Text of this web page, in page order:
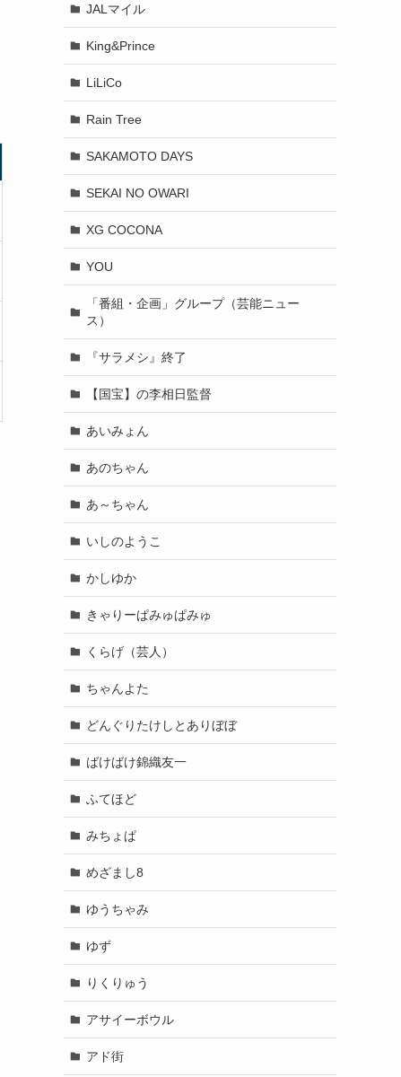
JALマイル
King&Prince
LiLiCo
Rain Tree
SAKAMOTO DAYS
SEKAI NO OWARI
XG COCONA
YOU
「番組・企画」グループ（芸能ニュー
ス）
『サラメシ』終了
【国宝】の李相日監督
あいみょん
あのちゃん
あ～ちゃん
いしのようこ
かしゆか
きゃりーぱみゅぱみゅ
くらげ（芸人）
ちゃんよた
どんぐりたけしとありぼぼ
ばけばけ錦織友一
ふてほど
みちょぱ
めざまし8
ゆうちゃみ
ゆず
りくりゅう
アサイーボウル
アド街